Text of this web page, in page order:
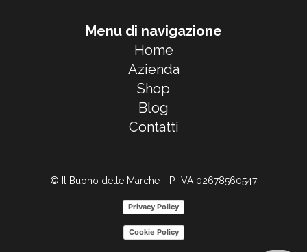
Menu di navigazione
Home
Azienda
Shop
Blog
Contatti
© Il Buono delle Marche - P. IVA 02678560547
Privacy Policy
Cookie Policy